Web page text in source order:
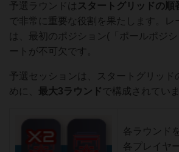
予選ラウンドは スタートグリッドの順
で非常に重要な役割を果たします。レ
は、最初のポジション(「ポールポジ
ートが不可欠です。
予選セッションは、スタートグリッド
めに、
最大3ラウンドで構成されていま
各ラウンド
各プレイヤ